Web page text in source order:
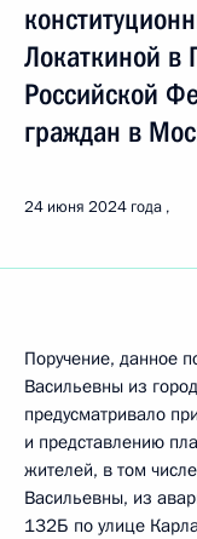
Локаткиной в
Российской
граждан в
24 июня 2024 года
Поручение, данное
Васильевны из
предусматривало
и представлению
жителей, в том
Васильевны, из
132Б по улице